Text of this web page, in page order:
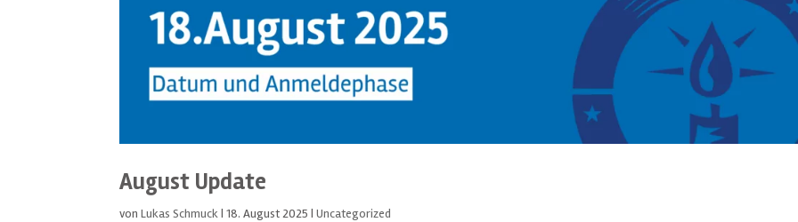
August Update
vonLukas Schmuck|18. August 2025 |Uncategorized